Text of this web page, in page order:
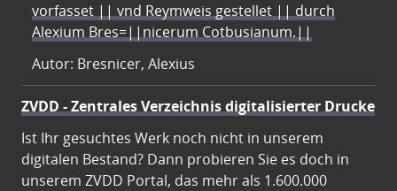
vorfasset || vnd Reymweis gestellet || durch
Alexium Bres=||nicerum Cotbusianum.||
Autor: Bresnicer, Alexius
ZVDD - Zentrales Verzeichnis digitalisierter Drucke
Ist Ihr gesuchtes Werk noch nicht in unserem
digitalen Bestand? Dann probieren Sie es doch in
unserem ZVDD Portal, das mehr als 1.600.000